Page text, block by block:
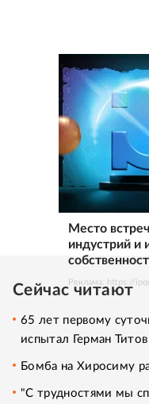
Место
индустрий и
Реклама. https://
Сейчас читают
65 лет первому
испытал Герман
Бомба на Хиросиму
"С трудностями мы